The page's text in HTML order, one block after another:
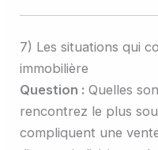
7) Les situations qui
immobilière
Question : Quelles
rencontrez le plus
compliquent une